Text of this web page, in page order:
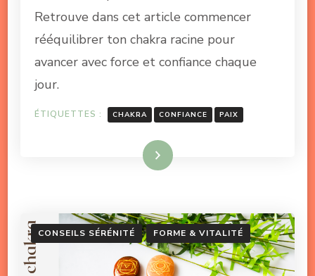
Retrouve dans cet article commencer
rééquilibrer ton chakra racine pour
avancer avec force et confiance chaque
jour.
ÉTIQUETTES : CHAKRA CONFIANCE PAIX
Lire la suite
CONSEILS SÉRÉNITÉ FORME & VITALITÉ